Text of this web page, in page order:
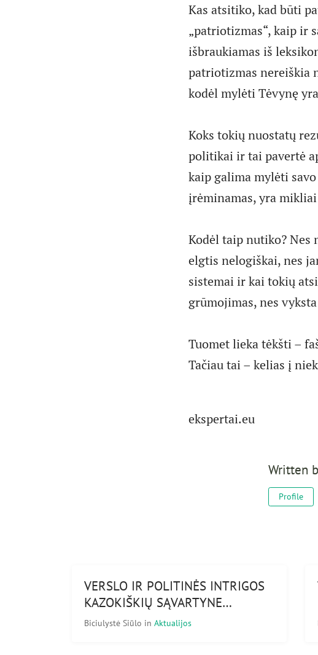
Kas atsitiko, kad būti
„patriotizmas“, kaip ir
išbraukiamas iš
patriotizmas nereiškia
kodėl mylėti Tėvynę
Koks tokių nuostatų
politikai ir tai pavertė
kaip galima mylėti
įrėminamas, yra
Kodėl taip nutiko? Nes
elgtis nelogiškai, nes
sistemai ir kai tokių
grūmojimas, nes
Tuomet lieka tėkšti –
Tačiau tai – kelias į
ekspertai.eu
Written
Profile
VERSLO IR POLITINĖS INTRIGOS
KAZOKIŠKIŲ SĄVARTYNE…
Biciulystė Siūlo in Aktualijos